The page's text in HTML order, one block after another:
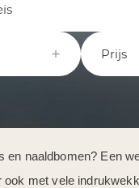
Prijs
naaldbomen? Een
met vele